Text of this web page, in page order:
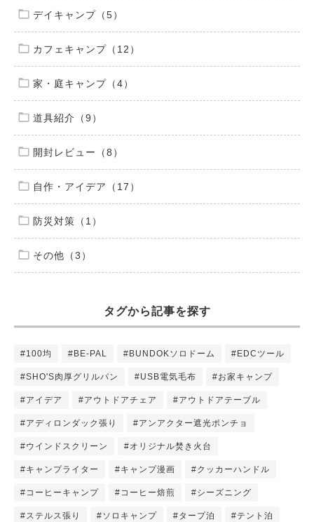
デイキャンプ（5）
カフェキャンプ（12）
家・庭キャンプ（4）
道具紹介（9）
開封レビュー（8）
自作・アイデア（17）
防災対策（1）
その他（3）
タグから記事を探す
#100均 #BE-PAL #BUNDOKソロドーム #EDCツール
#SHO'S肉厚グリルパン #USB電気毛布 #お家キャンプ
#アイデア #アウトドアチェア #アウトドアテーブル
#アディロンダック張り #アンアクター遮光ポンチョ
#ウインドスクリーン #オリジナル焚き火台
#キャンプライター #キャンプ漫画 #クッカーハンドル
#コーヒーキャンプ #コーヒー焙煎 #シーズニング
#ステルス張り #ソロキャンプ #タープ泊 #テント泊